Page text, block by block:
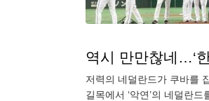
역시 만만찮네…‘
저력의 네덜란드가 쿠바를
길목에서 ‘악연’의 네덜란